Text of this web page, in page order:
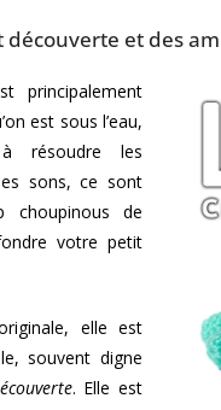
découverte et des
principalement
est sous l’eau,
résoudre les
sons, ce sont
choupinous de
votre petit
elle est
souvent digne
. Elle est